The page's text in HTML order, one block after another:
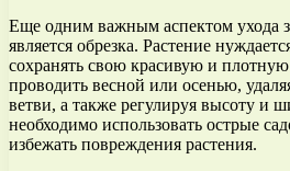
Еще одним важным аспектом ухода
является обрезка. Растение
сохранять свою красивую и
проводить весной или осенью,
ветви, а также регулируя высоту и
необходимо использовать острые
избежать повреждения растения.